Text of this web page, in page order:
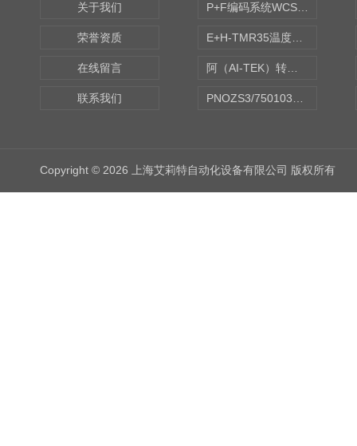
关于我们
荣誉资质
在线留言
联系我们
Copyright © 2026 上海艾莉特自动化设备有限公司 版权所有